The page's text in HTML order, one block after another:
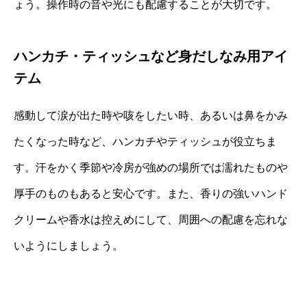
ょう。操作時の音や光にも配慮することが大切です。
ハンカチ・ティッシュなど身だしなみ用アイ
テム
感動して涙が出た時や咳をしたい時、あるいは鼻をかみ
たくなった時など、ハンカチやティッシュが役立ちま
す。汗をかく季節や冷房が強めの場所では濡れたものや
厚手のものもあると安心です。また、香りの強いハンド
クリームや香水は控えめにして、周囲への配慮を忘れな
いようにしましょう。